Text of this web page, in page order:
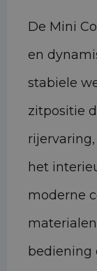
De Mini
en
stabiele
zitpositie
het
moderne
bediening